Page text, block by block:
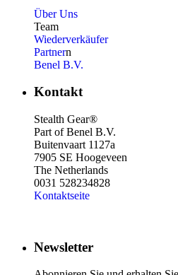
Über Uns
Team
Wiederverkäufer
Partnern
Benel B.V.
Kontakt
Stealth Gear®
Part of Benel B.V.
Buitenvaart 1127a
7905 SE Hoogeveen
The Netherlands
0031 528234828
Kontaktseite
Newsletter